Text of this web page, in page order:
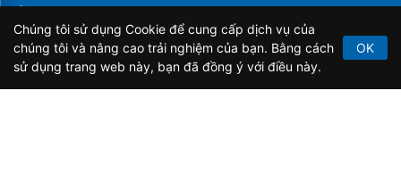
Tổng Biên Tập: Vũ Đức Thuận
Giấy phép hoạt động báo chí điện tử số 64/GP-BTTTT do Bộ
Thông tin và Truyền thông cấp ngày 21/2/2020.
Chúng tôi sử dụng Cookie để cung cấp dịch vụ của
chúng tôi và nâng cao trải nghiệm của bạn. Bằng cách
sử dụng trang web này, bạn đã đồng ý với điều này.
OK